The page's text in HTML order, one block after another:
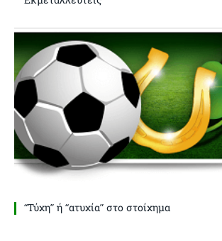
“Τύχη” ή “ατυχία” στο στοίχημα